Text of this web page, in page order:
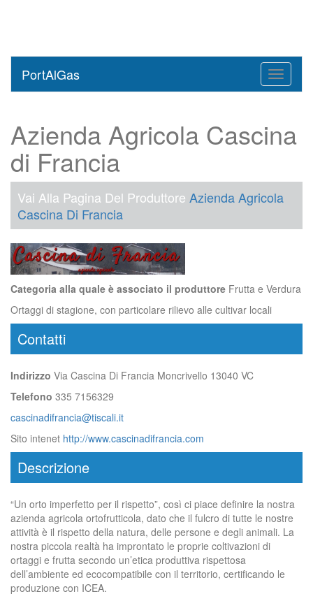
Toggle
PortAlGas
Azienda Agricola Cascina
di Francia
Vai Alla Pagina Del Produttore Azienda Agricola
Cascina Di Francia
Categoria alla quale è associato il produttore Frutta e Verdura
Ortaggi di stagione, con particolare rilievo alle cultivar locali
Contatti
Indirizzo Via Cascina Di Francia Moncrivello 13040 VC
Telefono 335 7156329
cascinadifrancia@tiscali.it
Sito intenet http://www.cascinadifrancia.com
Descrizione
“Un orto imperfetto per il rispetto”, così ci piace definire la nostra
azienda agricola ortofrutticola, dato che il fulcro di tutte le nostre
attività è il rispetto della natura, delle persone e degli animali. La
nostra piccola realtà ha improntato le proprie coltivazioni di
ortaggi e frutta secondo un’etica produttiva rispettosa
dell’ambiente ed ecocompatibile con il territorio, certificando le
produzione con ICEA.